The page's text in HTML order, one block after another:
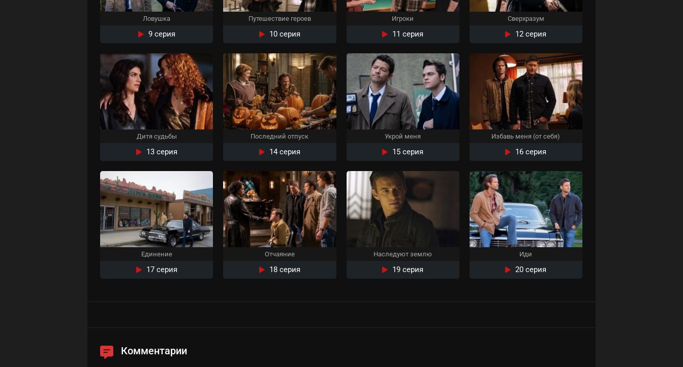
Ловушка
9 серия
Путешествие героев
10 серия
Игроки
11 серия
Сверхразум
12 серия
Дитя судьбы
13 серия
Последний отпуск
14 серия
Укрой меня
15 серия
Избавь меня (от себя)
16 серия
Единение
17 серия
Отчаяние
18 серия
Наследуют землю
19 серия
Иди
20 серия
Комментарии